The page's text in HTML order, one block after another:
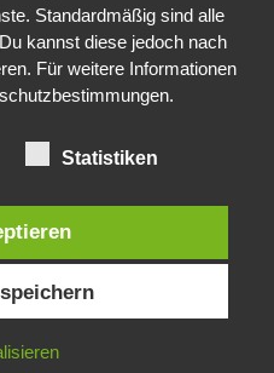
Standardmäßig sind alle
kannst diese jedoch nach
Für weitere Informationen
Statistiken